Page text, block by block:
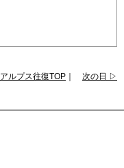
アルプス往復TOP ｜ 次の日 ▷